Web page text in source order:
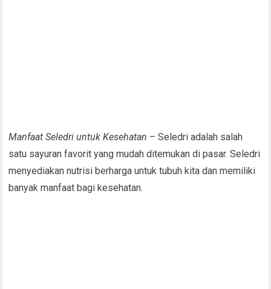
Manfaat Seledri untuk Kesehatan – Seledri adalah salah
satu sayuran favorit yang mudah ditemukan di pasar. Seledri
menyediakan nutrisi berharga untuk tubuh kita dan memiliki
banyak manfaat bagi kesehatan.